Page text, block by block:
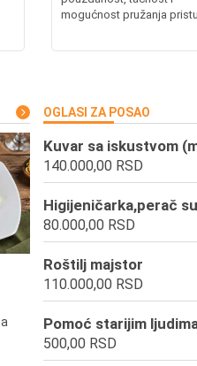
mogućnost pružanja
OGLASI ZA POSAO
Kuvar sa iskustvom
140.000,00 RSD
Higijeničarka,perač
80.000,00 RSD
Roštilj majstor
110.000,00 RSD
Pomoć starijim
500,00 RSD